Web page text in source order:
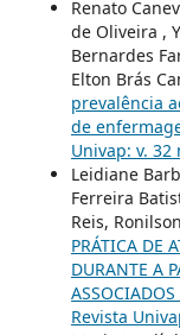
Renato
de Oliveira ,
Bernardes
Elton Brás
prevalência
de
Univap: v. 32
Leidiane
Ferreira
Reis,
PRÁTICA DE
DURANTE A
ASSOCIADOS
Revista